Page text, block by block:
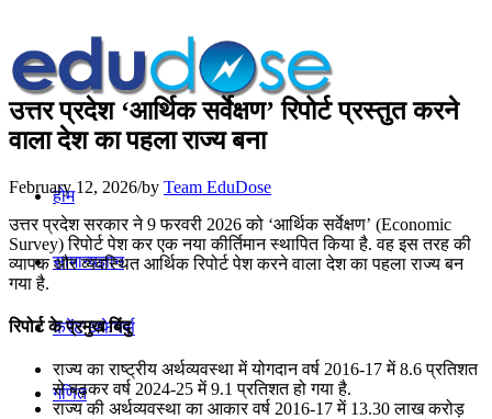
होम
सामान्यज्ञान
करेंट अफेयर्स
गणित
उत्तर प्रदेश ‘आर्थिक सर्वेक्षण’ रिपोर्ट प्रस्तुत करने
वाला देश का पहला राज्य बना
February 12, 2026/by Team EduDose
उत्तर प्रदेश सरकार ने 9 फरवरी 2026 को ‘आर्थिक सर्वेक्षण’ (Economic
Survey) रिपोर्ट पेश कर एक नया कीर्तिमान स्थापित किया है. वह इस तरह की
व्यापक और व्यवस्थित आर्थिक रिपोर्ट पेश करने वाला देश का पहला राज्य बन
गया है.
रिपोर्ट के प्रमुख बिंदु
राज्य का राष्ट्रीय अर्थव्यवस्था में योगदान वर्ष 2016-17 में 8.6 प्रतिशत
से बढ़कर वर्ष 2024-25 में 9.1 प्रतिशत हो गया है.
राज्य की अर्थव्यवस्था का आकार वर्ष 2016-17 में 13.30 लाख करोड़